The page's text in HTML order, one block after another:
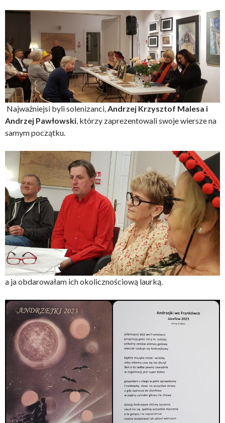
Najważniejsi byli solenizanci, Andrzej Krzysztof Malesa i
Andrzej Pawłowski , którzy zaprezentowali swoje wiersze na
samym początku.
a ja obdarowałam ich okolicznościową laurką.